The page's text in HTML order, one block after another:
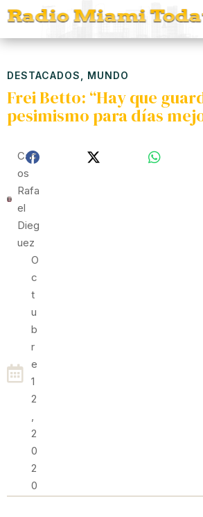
DESTACADOS MUNDO
Frei Betto: “Hay que
pesimismo para días
Carl
Os
Rafa
El
Dieg
Uez
O
C
T
U
B
R
E
1
2
,
2
0
2
0